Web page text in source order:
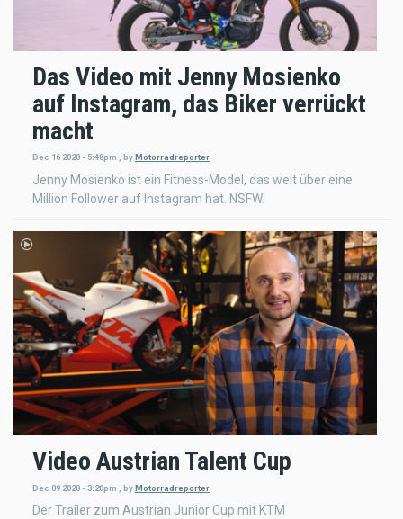
Das Video mit Jenny Mosienko
auf Instagram, das Biker verrückt
macht
Dec 16 2020 - 5:48pm , by Motorradreporter
Jenny Mosienko ist ein Fitness-Model, das weit über eine
Million Follower auf Instagram hat. NSFW.
Video Austrian Talent Cup
Dec 09 2020 - 3:20pm byMotorradreporter
Der Trailer zum Austrian Junior Cup mit KTM